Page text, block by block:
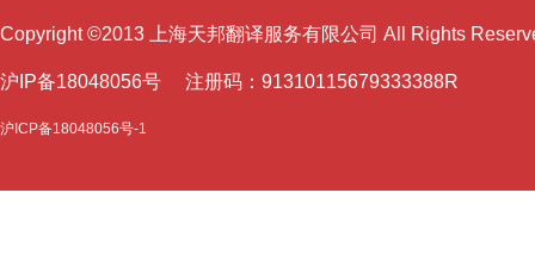
Copyright ©2013 上海天邦翻译服务有限公司 All Rights
沪I P备18048056号 注册码：91310115679333388R
沪ICP备18048056号-1